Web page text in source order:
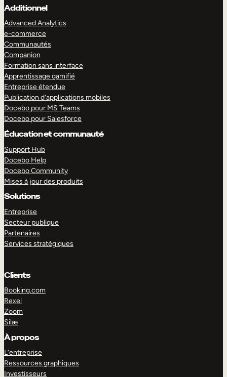
Additionnel
Advanced Analytics
e-commerce
Communautés
Companion
Formation sans interface
Apprentissage gamifié
Entreprise étendue
Publication d’applications mobiles
Docebo pour MS Teams
Docebo pour Salesforce
Éducation et communauté
Support Hub
Docebo Help
Docebo Community
Mises à jour des produits
Solutions
Entreprise
Secteur publique
Partenaires
Services stratégiques
Clients
Booking.com
Rexel
Zoom
Silæ
À propos
L’entreprise
Ressources graphiques
Investisseurs